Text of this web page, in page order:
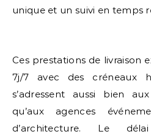
unique et un suivi en temps
Ces prestations de livraison
7j/7 avec des créneaux
s’adressent aussi bien
qu’aux agences
d’architecture. Le